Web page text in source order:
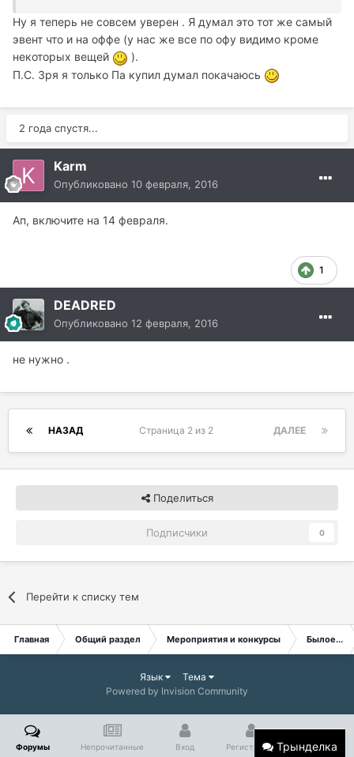
Ну я теперь не совсем уверен . Я думал это тот же самый
эвент что и на оффе (у нас же все по офу видимо кроме
некоторых вещей
).
П.С. Зря я только Па купил думал покачаюсь
2 года спустя...
Karm
Опубликовано 10 февраля, 2016
Ап, включите на 14 февраля.
1
DEADRED
Опубликовано 12 февраля, 2016
не нужно .
НАЗАД ДАЛЕЕ
Страница 2 из 2
Поделиться
Подписчики 0
Перейти к списку тем
Главная Общий раздел Мероприятия и конкурсы Былое...
Трынделка
Язык
Тема
Powered by Invision Community
Форумы Непрочитанные Вход Регистрация Больше